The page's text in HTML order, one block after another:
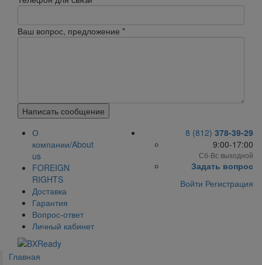
Ваш вопрос, предложение *
Написать сообщение
О
компании/About
us
FOREIGN
RIGHTS
Доставка
Гарантия
Вопрос-ответ
Личный кабинет
8 (812) 378-39-29
9:00-17:00
Сб-Вс выходной
Задать вопрос
Войти Регистрация
Главная